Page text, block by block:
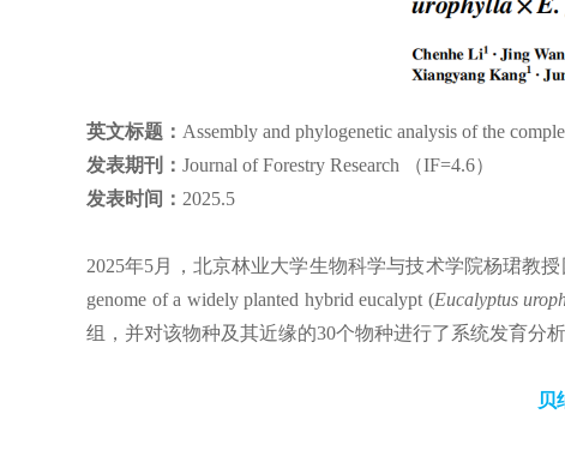
英文标题： Assembly and phylogenetic analysis of the
发表期刊： Journal of Forestry Research （IF=4.6）
发表时间： 2025.5
2025年5月，北京林业大学生物科学与技术学院杨珺教授
genome of a widely planted hybrid eucalypt (Eucalyptus
组，并对该物种及其近缘的30个物种进行了系统发育分
贝